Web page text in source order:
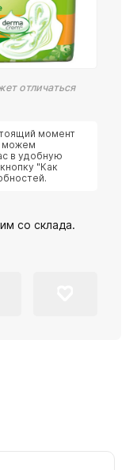
отличаться
момент
можем
в удобную
"Как
со склада.